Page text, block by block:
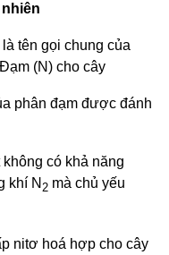
gọi chung của
(N) cho cây
đạm được đánh
có khả năng
khí N 2 mà chủ yếu
hoá hợp cho cây